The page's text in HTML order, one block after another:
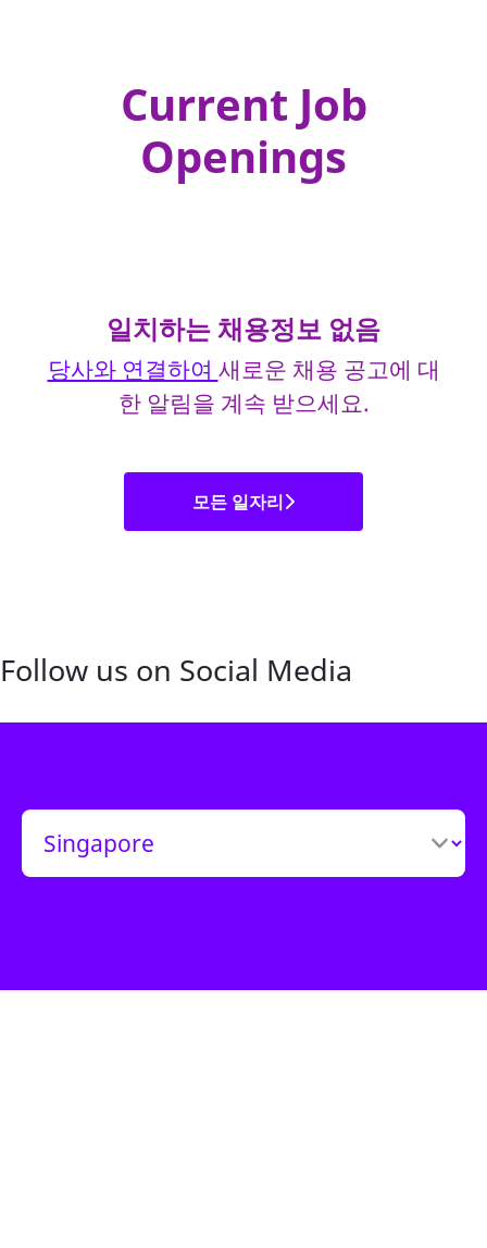
Current Job
Openings
일치하는 채용정보 없음
당사와 연결하여 새로운 채용 공고에 대
한 알림을 계속 받으세요.
모든 일자리
Follow us on Social Media